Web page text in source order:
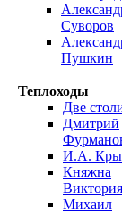
Суворов
Пушкин
Теплоходы
Две
Дмитрий
И.А.
Княжна
Виктория
Михаил